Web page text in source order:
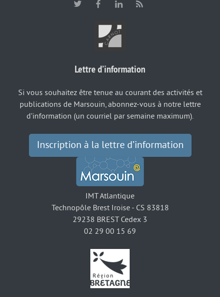
Lettre d’information
Si vous souhaitez être tenue au courant des activités et
publications de Marsouin, abonnez-vous à notre lettre
d’information (un courriel par semaine maximum).
Inscription à la lettre d’information
IMT Atlantique
Technopôle Brest Iroise - CS 83818
29238 BREST Cedex 3
02 29 00 15 69